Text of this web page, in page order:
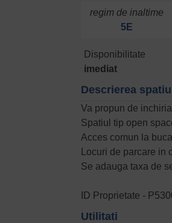
regim de inaltime
5E
Disponibilitate
imediat
Descrierea
Va propun de
Spatiul tip open
Acces comun la
Locuri de parcare
Se adauga taxa de
ID Proprietate -
Utilitati